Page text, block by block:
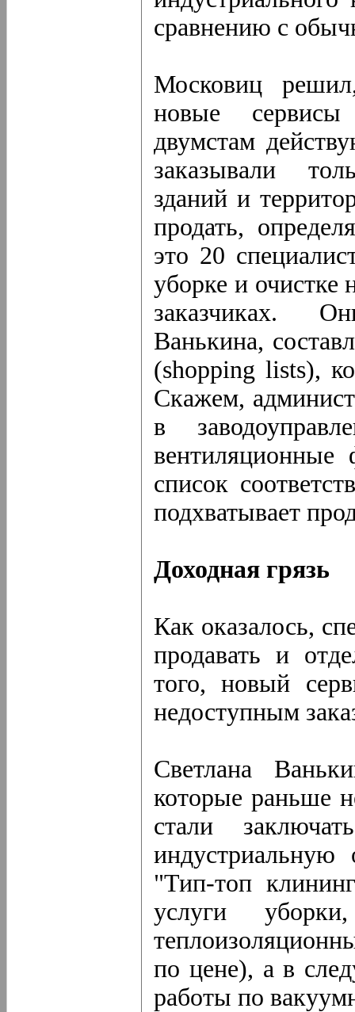
сравнению с
Московиц
новые
двумстам
заказывали
зданий и
продать,
это 20
уборке и очистке
заказчиках.
Ванькина,
(shopping lists),
Скажем,
в
список
подхватывает
Доходная грязь
Как оказалось,
продавать и
того, новый
недоступным
Светлана
которые раньше
стали
"Тип-топ
услуги
по цене), а в
работы по